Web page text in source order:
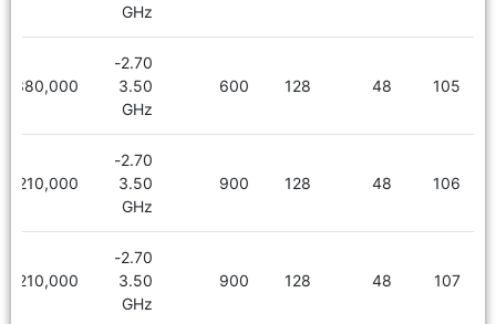
GHz
105
48
128
600
2.70-
3.50
GHz
6,380,000
106
48
128
900
2.70-
3.50
GHz
6,210,000
107
48
128
900
2.70-
3.50
GHz
6,210,000